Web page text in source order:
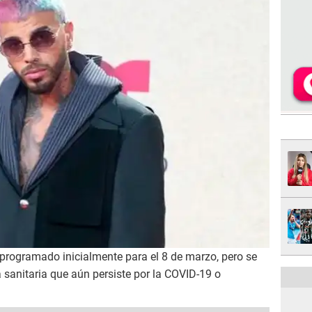
inicialmente para el 8 de marzo, pero se
que aún persiste por la COVID-19 o